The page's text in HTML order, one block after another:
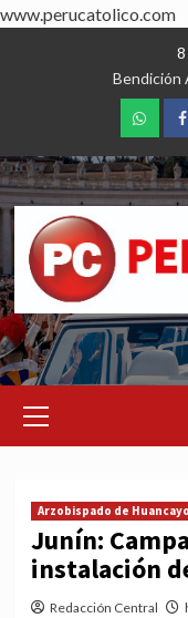
www.perucatolico.com
Bendición
Menu
Arzobispado de Huancayo
Junín:
instalación
Redacción Central